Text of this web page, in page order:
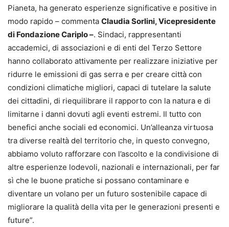
Pianeta, ha generato esperienze significative e positive in
modo rapido – commenta Claudia Sorlini, Vicepresidente
di Fondazione Cariplo –. Sindaci, rappresentanti
accademici, di associazioni e di enti del Terzo Settore
hanno collaborato attivamente per realizzare iniziative per
ridurre le emissioni di gas serra e per creare città con
condizioni climatiche migliori, capaci di tutelare la salute
dei cittadini, di riequilibrare il rapporto con la natura e di
limitarne i danni dovuti agli eventi estremi. Il tutto con
benefici anche sociali ed economici. Un’alleanza virtuosa
tra diverse realtà del territorio che, in questo convegno,
abbiamo voluto rafforzare con l’ascolto e la condivisione di
altre esperienze lodevoli, nazionali e internazionali, per far
sì che le buone pratiche si possano contaminare e
diventare un volano per un futuro sostenibile capace di
migliorare la qualità della vita per le generazioni presenti e
future”.